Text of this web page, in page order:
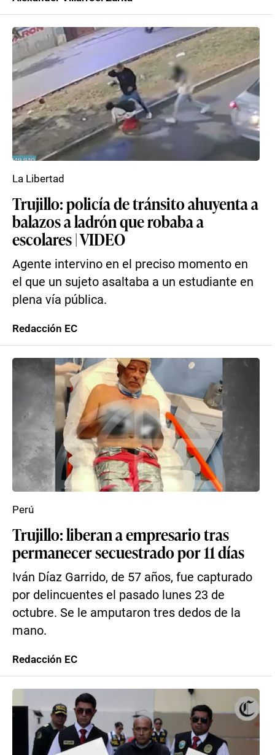
Trujillo: policía de tránsito ahuyenta a
balazos a ladrón que robaba a
escolares | VIDEO
Agente intervino en el preciso momento en
el que un sujeto asaltaba a un estudiante en
plena vía pública.
La Libertad
Redacción EC
Trujillo: liberan a empresario tras
permanecer secuestrado por 11 días
Iván Díaz Garrido, de 57 años, fue capturado
por delincuentes el pasado lunes 23 de
octubre. Se le amputaron tres dedos de la
mano.
Perú
Redacción EC